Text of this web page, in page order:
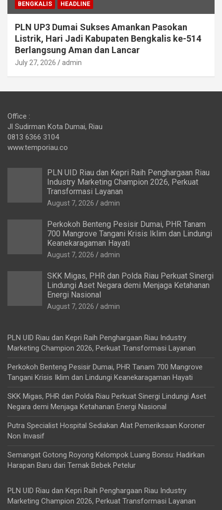
BENGKALIS HEADLINE
PLN UP3 Dumai Sukses Amankan Pasokan
Listrik, Hari Jadi Kabupaten Bengkalis ke-514
Berlangsung Aman dan Lancar
July 27, 2026 admin
Office :
Jl Sudirman Kota Dumai, Riau
0813 6366 3104
www.temporiau.co
PLN UID Riau dan Kepri Raih Penghargaan Riau
Industry Marketing Champion 2026, Perkuat
Transformasi Layanan
August 7, 2026 admin
Perkokoh Benteng Pesisir Dumai, PHR Tanam
700 Mangrove Tangani Krisis Iklim dan Lindungi
Keanekaragaman Hayati
August 7, 2026 admin
SKK Migas, PHR dan Polda Riau Perkuat Sinergi
Lindungi Aset Negara demi Menjaga Ketahanan
Energi Nasional
August 7, 2026 admin
PLN UID Riau dan Kepri Raih Penghargaan Riau Industry
Marketing Champion 2026, Perkuat Transformasi Layanan
Perkokoh Benteng Pesisir Dumai, PHR Tanam 700 Mangrove
Tangani Krisis Iklim dan Lindungi Keanekaragaman Hayati
SKK Migas, PHR dan Polda Riau Perkuat Sinergi Lindungi Aset
Negara demi Menjaga Ketahanan Energi Nasional
Putra Specialist Hospital Sediakan Alat Pemeriksaan Koroner
Non Invasif
Semangat Gotong Royong Kelompok Luang Bonsu: Hadirkan
Harapan Baru dari Ternak Bebek Petelur
PLN UID Riau dan Kepri Raih Penghargaan Riau Industry
Marketing Champion 2026, Perkuat Transformasi Layanan